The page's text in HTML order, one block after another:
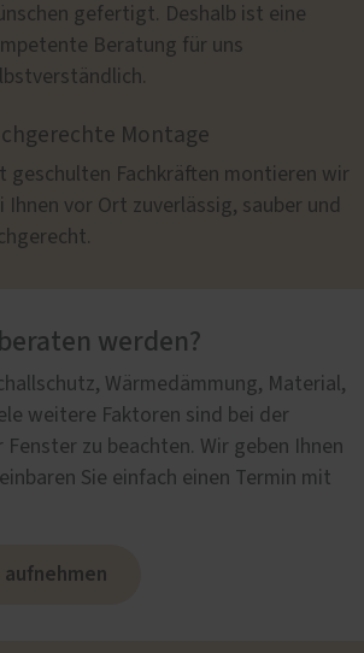
gefertigt. Deshalb ist eine
Beratung für uns
Montage
geschulten Fachkräften montieren wir
Ihnen vor Ort zuverlässig, sauber und
werden?
Wärmedämmung, Material,
weitere Faktoren sind bei der
Fenster zu beachten. Wir geben Ihnen
Sie einfach einen Termin mit